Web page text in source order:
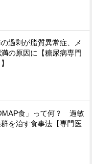
過剰が脂質異常症、メ
の原因に【糖尿病専門
食」って何？ 過敏
を治す食事法【専門医